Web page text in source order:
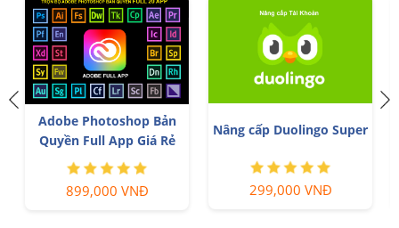
Adobe Photoshop Bản
Quyền Full App Giá Rẻ
899,000 VNĐ
Nâng cấp Duolingo Super
299,000 VNĐ